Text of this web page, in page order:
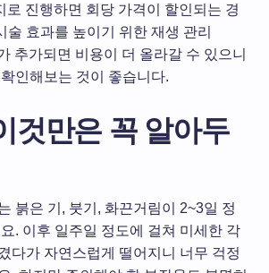
로 진행하면 회당 가격이 할인되는 경
술 효과를 높이기 위한 재생 관리
추가되면 비용이 더 올라갈 수 있으니
인해보는 것이 좋습니다.
것만은 꼭 알아두
붉은 기, 붓기, 화끈거림이 2~3일 정
. 이후 일주일 정도에 걸쳐 미세한 각
다가 자연스럽게 떨어지니 너무 걱정